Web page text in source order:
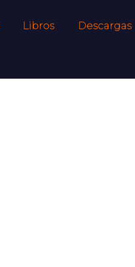
Libros Descargas